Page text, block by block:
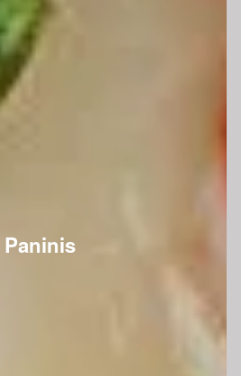
Paninis